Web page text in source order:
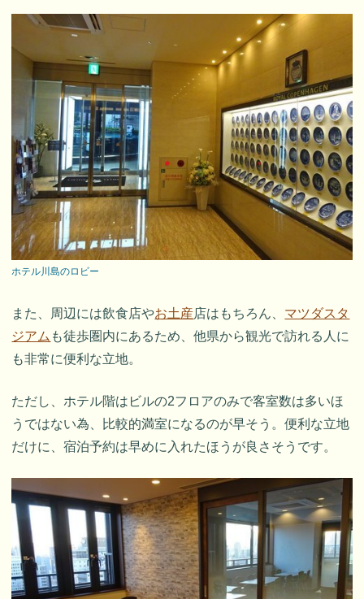
ホテル川島のロビー
また、周辺には飲食店やお土産店はもちろん、 マツダスタ
ジアム も徒歩圏内にあるため、他県から観光で訪れる人に
も非常に便利な立地。
ただし、ホテル階はビルの2フロアのみで客室数は多いほ
うではない為、比較的満室になるのが早そう。便利な立地
だけに、宿泊予約は早めに入れたほうが良さそうです。